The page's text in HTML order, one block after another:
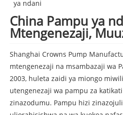
ya ndani
China Pampu ya
Mtengenezaji,
Shanghai Crowns Pump
mtengenezaji na msambazaji wa
2003, huleta zaidi ya miongo
utengenezaji wa pampu za
zinazodumu. Pampu hizi